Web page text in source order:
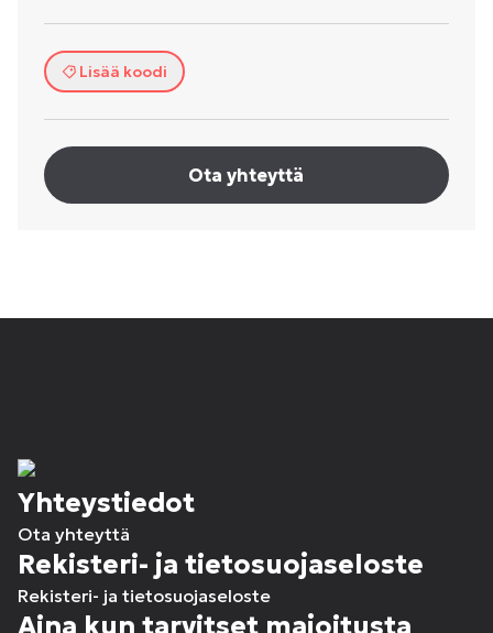
Lisää koodi
Ota yhteyttä
Yhteystiedot
Ota yhteyttä
Rekisteri- ja tietosuojaseloste
Rekisteri- ja tietosuojaseloste
Aina kun tarvitset majoitusta